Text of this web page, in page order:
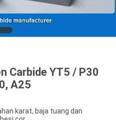
Carbide YT5 / P30
A25
karat, baja tuang dan